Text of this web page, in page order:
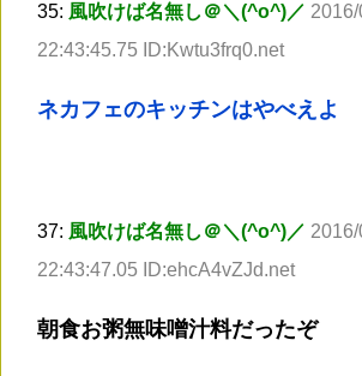
35: 風吹けば名無し＠＼(^o^)／
22:43:45.75 ID:Kwtu3frq0.net
ネカフェのキッチンはやべえよ
37: 風吹けば名無し＠＼(^o^)／
22:43:47.05 ID:ehcA4vZJd.net
朝食お粥無味噌汁料だったぞ